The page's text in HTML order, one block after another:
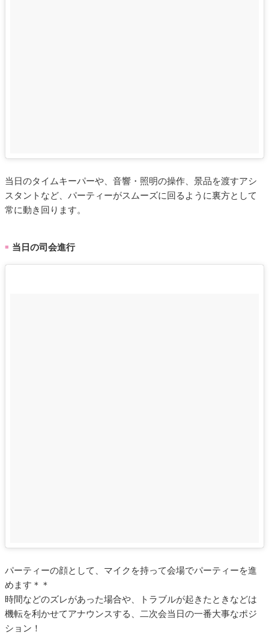
当日のタイムキーパーや、音響・照明の操作、景品を渡すアシ
スタントなど、パーティーがスムーズに回るように裏方として
常に動き回ります。
■ 当日の司会進行
パーティーの顔として、マイクを持って会場でパーティーを進
めます＊＊
時間などのズレがあった場合や、トラブルが起きたときなどは
機転を利かせてアナウンスする、二次会当日の一番大事なポジ
ション！